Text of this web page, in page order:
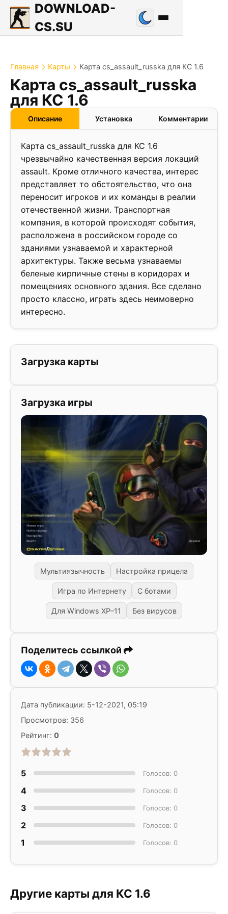
DOWNLOAD-
CS.SU
Главная Карты Карта cs_assault_russka для КС 1.6
Карта cs_assault_russka
для КС 1.6
❮ ❯
3.8
Описание Установка Комментарии
Карта cs_assault_russka для КС 1.6
чрезвычайно качественная версия локаций
assault. Кроме отличного качества, интерес
представляет то обстоятельство, что она
переносит игроков и их команды в реалии
отечественной жизни. Транспортная
компания, в которой происходят события,
расположена в российском городе со
зданиями узнаваемой и характерной
архитектуры. Также весьма узнаваемы
беленые кирпичные стены в коридорах и
помещениях основного здания. Все сделано
просто классно, играть здесь неимоверно
интересно.
Загрузка карты
Загрузка игры
Мультиязычность Настройка прицела
Игра по Интернету С ботами
Для Windows XP–11 Без вирусов
Поделитесь ссылкой
Дата публикации: 5-12-2021, 05:19
Просмотров: 356
Рейтинг: 0
5 Голосов: 0
4 Голосов: 0
3 Голосов: 0
2 Голосов: 0
1 Голосов: 0
Другие карты для КС 1.6